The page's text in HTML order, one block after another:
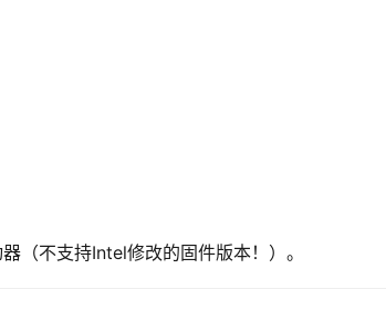
不支持Intel修改的固件版本！）。